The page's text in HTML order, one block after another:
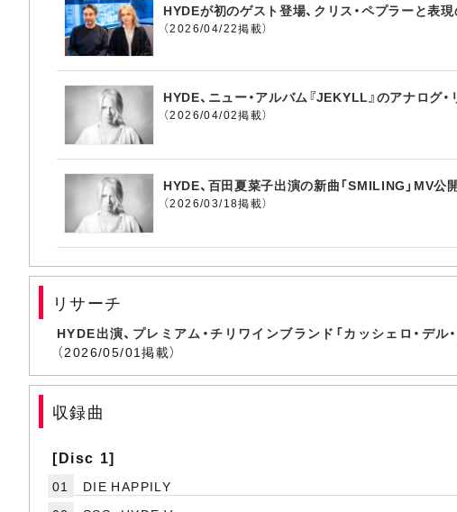
HYDEが初のゲスト登場、クリス・ペプラーと表
（2026/04/22掲載）
HYDE、ニュー・アルバム『JEKYLL』のアナロ
（2026/04/02掲載）
HYDE、百田夏菜子出演の新曲「SMILING」MV公
（2026/03/18掲載）
リサーチ
HYDE出演、プレミアム・チリワインブランド「カッシェロ・デル
（2026/05/01掲載）
収録曲
[Disc 1]
01
DIE HAPPILY